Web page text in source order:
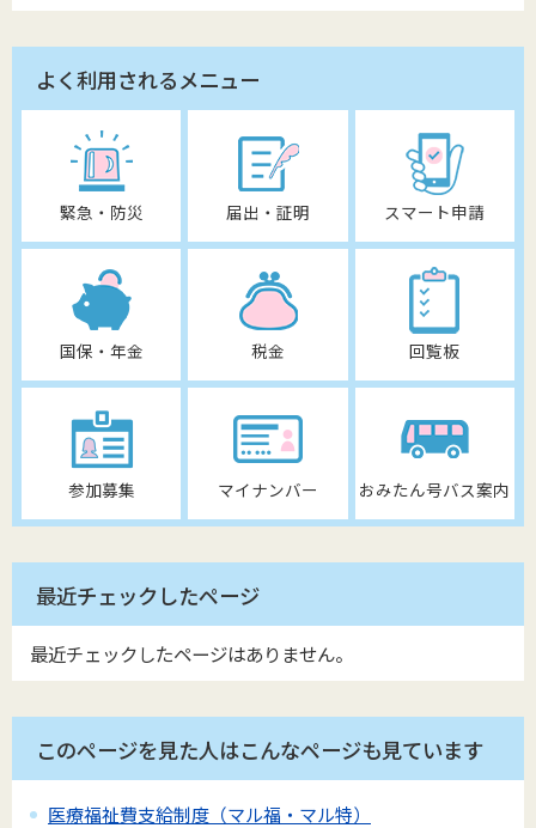
よく利用されるメニュー
緊急・防災 届出・証明 スマート申請
国保・年金 税金 回覧板
参加募集 マイナンバー おみたん号バス案内
最近チェックしたページ
最近チェックしたページはありません。
このページを見た人はこんなページも見ています
医療福祉費支給制度（マル福・マル特）